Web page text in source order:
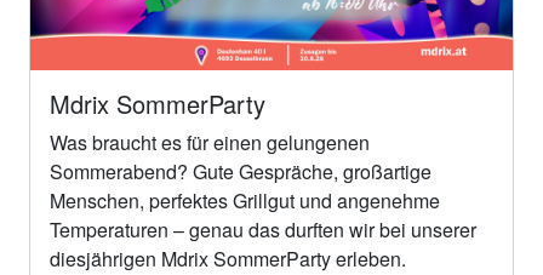
Mdrix SommerParty
Was braucht es für einen gelungenen
Sommerabend? Gute Gespräche, großartige
Menschen, perfektes Grillgut und angenehme
Temperaturen – genau das durften wir bei unserer
diesjährigen Mdrix SommerParty erleben.